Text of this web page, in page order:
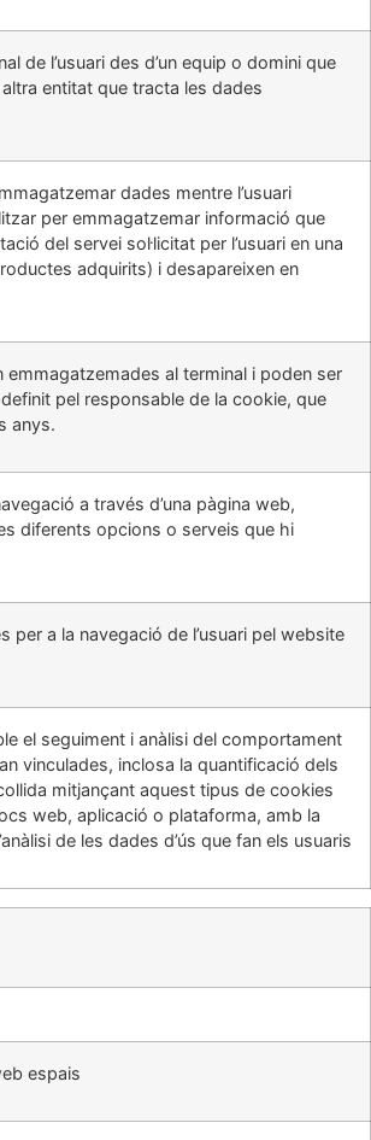
de l’usuari des d’un equip o domini que
entitat que tracta les dades
dades mentre l’usuari
per emmagatzemar informació que
del servei sol·licitat per l’usuari en una
adquirits) i desapareixen en
emmagatzemades al terminal i poden ser
pel responsable de la cookie, que
anys.
a través d’una pàgina web,
diferents opcions o serveis que hi
per a la navegació de l’usuari pel website
el seguiment i anàlisi del comportament
vinculades, inclosa la quantificació dels
mitjançant aquest tipus de cookies
web, aplicació o plataforma, amb la
de les dades d’ús que fan els usuaris
espais